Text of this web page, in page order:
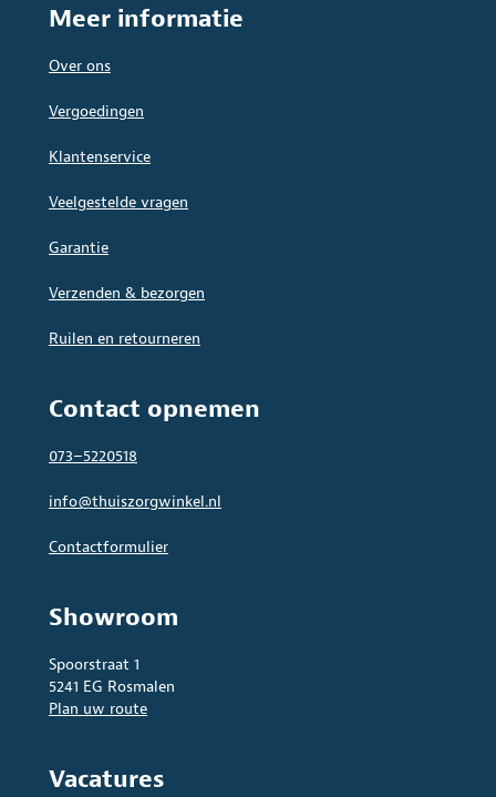
Meer informatie
Over ons
Vergoedingen
Klantenservice
Veelgestelde vragen
Garantie
Verzenden & bezorgen
Ruilen en retourneren
Contact opnemen
073–5220518
info@thuiszorgwinkel.nl
Contactformulier
Showroom
Spoorstraat 1
5241 EG Rosmalen
Plan uw route
Vacatures